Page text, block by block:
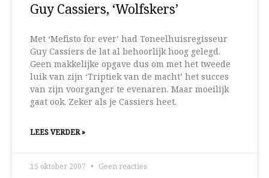
Guy Cassiers, ‘Wolfskers’
Met ‘Mefisto for ever’ had Toneelhuisregisseur
Guy Cassiers de lat al behoorlijk hoog gelegd.
Geen makkelijke opgave dus om met het tweede
luik van zijn ‘Triptiek van de macht’ het succes
van zijn voorganger te evenaren. Maar moeilijk
gaat ook. Zeker als je Cassiers heet.
LEES VERDER »
15 oktober 2007 Geen reacties